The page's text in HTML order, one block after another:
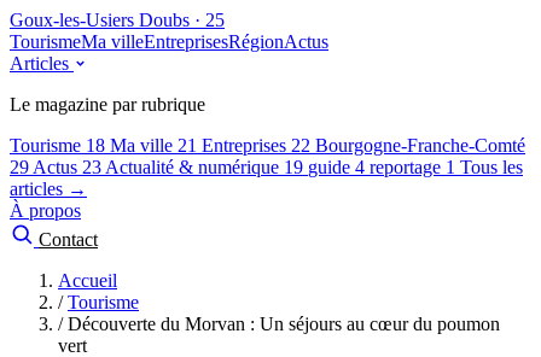
Goux-les-Usiers Doubs · 25
TourismeMa villeEntreprisesRégionActus
Articles
Le magazine par rubrique
Tourisme 18 Ma ville 21 Entreprises 22 Bourgogne-Franche-Comté
29 Actus 23 Actualité & numérique 19 guide 4 reportage 1 Tous les
articles →
À propos
Contact
Accueil
/ Tourisme
/ Découverte du Morvan : Un séjours au cœur du poumon
vert